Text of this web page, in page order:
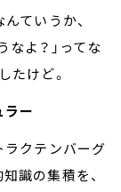
ていうか、
よ？」ってな
たけど。
ー
ラクテンバーグ
識の集積を、